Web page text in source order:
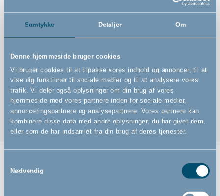
Samtykke Detaljer Om
Denne hjemmeside bruger cookies
Vi bruger cookies til at tilpasse vores indhold og annoncer, til at
vise dig funktioner til sociale medier og til at analysere vores
trafik. Vi deler også oplysninger om din brug af vores
hjemmeside med vores partnere inden for sociale medier,
annonceringspartnere og analysepartnere. Vores partnere kan
kombinere disse data med andre oplysninger, du har givet dem,
eller som de har indsamlet fra din brug af deres tjenester.
Nødvendig
Features
Indeholder 2 stk
Fremstillet i silikone